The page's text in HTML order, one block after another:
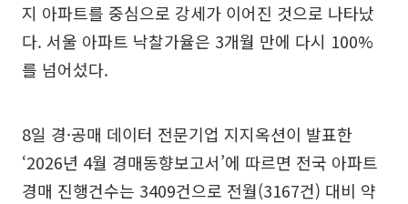
지 아파트를 중심으로 강세가 이어진 것으로 나타났
다. 서울 아파트 낙찰가율은 3개월 만에 다시 100%
를 넘어섰다.
8일 경·공매 데이터 전문기업 지지옥션이 발표한
‘2026년 4월 경매동향보고서’에 따르면 전국 아파트
경매 진행건수는 3409건으로 전월(3167건) 대비 약